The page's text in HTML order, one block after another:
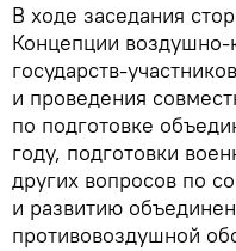
В ходе заседания
Концепции
государств-
и проведения
по подготовке
году, подготовки
других вопросов по
и развитию
противовоздушной